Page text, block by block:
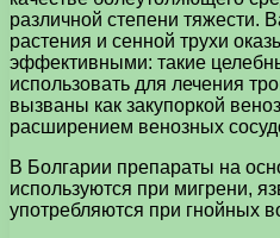
различной степени тяжести.
растения и сенной трухи
эффективными: такие
использовать для лечения
вызваны как закупоркой
расширением венозных
В Болгарии препараты на
используются при мигрени,
употребляются при гнойных